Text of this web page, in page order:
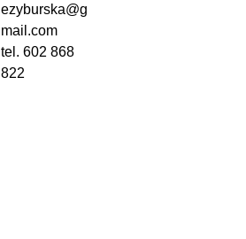
ezyburska@g
mail.com
tel. 602 868
822